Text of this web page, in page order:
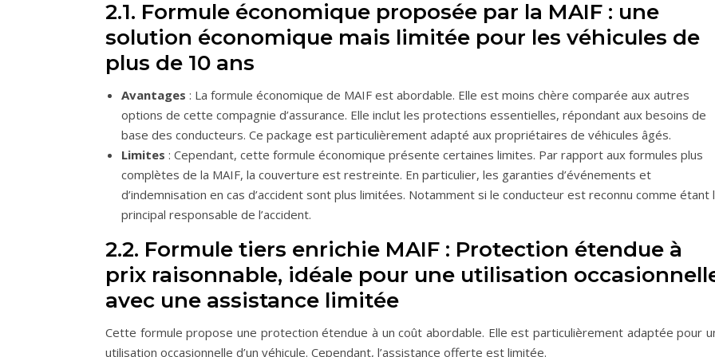
2.1. Formule économique proposée par la MAIF : une
solution économique mais limitée pour les véhicules de
plus de 10 ans
Avantages : La formule économique de MAIF est abordable. Elle est moins chère comparée aux autres
options de cette compagnie d’assurance. Elle inclut les protections essentielles, répondant aux besoins de
base des conducteurs. Ce package est particulièrement adapté aux propriétaires de véhicules âgés.
Limites : Cependant, cette formule économique présente certaines limites. Par rapport aux formules plus
complètes de la MAIF, la couverture est restreinte. En particulier, les garanties d’événements et
d’indemnisation en cas d’accident sont plus limitées. Notamment si le conducteur est reconnu comme étant
principal responsable de l’accident.
2.2. Formule tiers enrichie MAIF : Protection étendue à
prix raisonnable, idéale pour une utilisation
avec une assistance limitée
Cette formule propose une protection étendue à un coût abordable. Elle est particulièrement adaptée pour
utilisation occasionnelle d’un véhicule. Cependant, l’assistance offerte est limitée.